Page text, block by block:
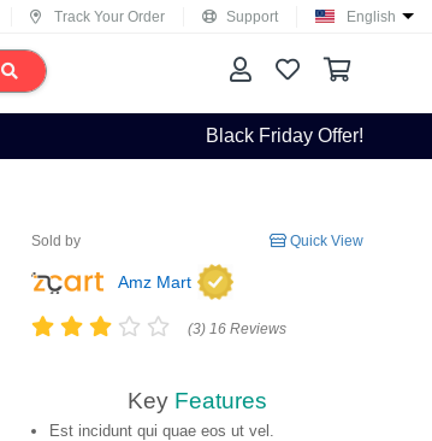
Track Your Order Support English
Black Friday Offer!
Sold by Quick View
Amz Mart
(3) 16 Reviews
Key Features
Est incidunt qui quae eos ut vel.